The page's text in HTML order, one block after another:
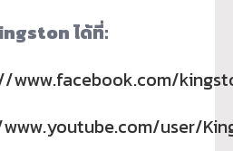
ได้ที่:
www.facebook.com/
user/